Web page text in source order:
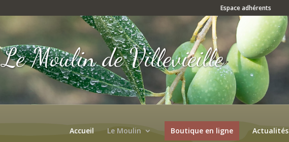
Espace adhérents
Le Moulin de Villevieille
Accueil Le Moulin Boutique en ligne Actualités